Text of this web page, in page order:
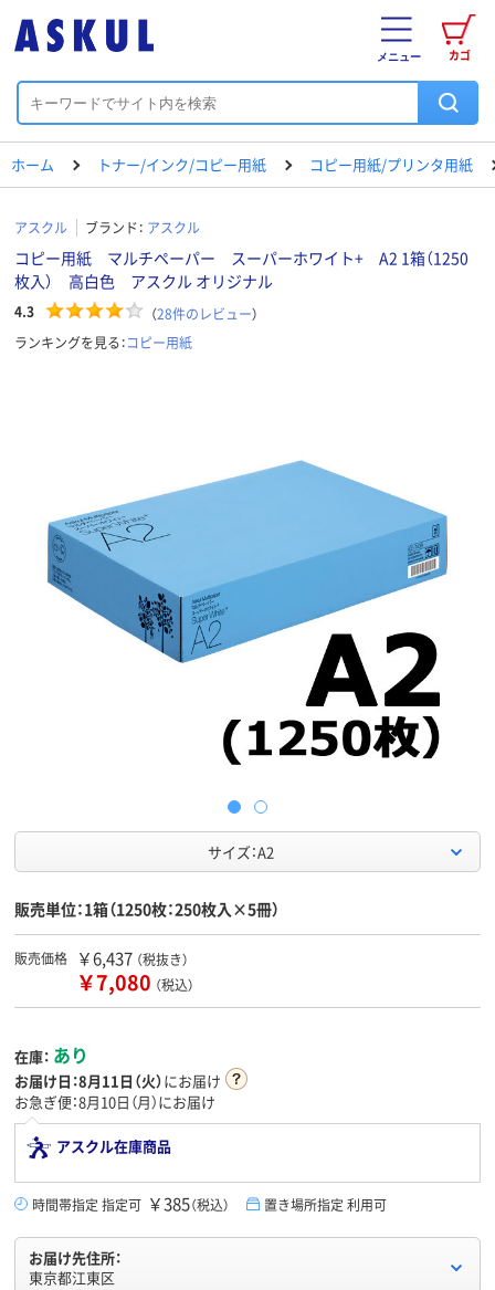
カゴ
メニュー
ホーム トナー/インク/コピー用紙 コピー用紙/プリンタ用紙
アスクル ブランド： アスクル
コピー用紙 マルチペーパー スーパーホワイト+ A2 1箱（1250
枚入） 高白色 アスクル オリジナル
4.3 （28件のレビュー）
ランキングを見る：コピー用紙
サイズ：A2
販売単位：1箱（1250枚：250枚入×5冊）
販売価格 ￥6,437 （税抜き）
￥7,080 （税込）
在庫： あり
お届け日：8月11日（火）にお届け
お急ぎ便：8月10日（月）にお届け
アスクル在庫商品
時間帯指定 指定可 ￥385（税込） 置き場所指定 利用可
お届け先住所：
東京都江東区